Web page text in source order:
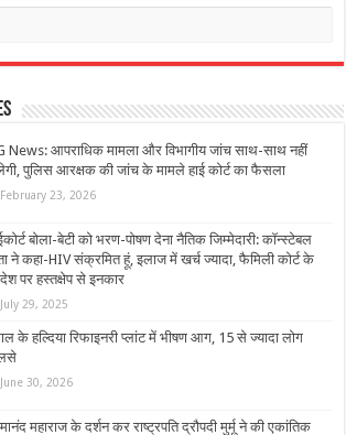
News: आपराधिक मामला और विभागीय जांच साथ-साथ नहीं
पुलिस आरक्षक की जांच के मामले हाई कोर्ट का फैसला
February 23, 2026
बोला-बेटी को भरण-पोषण देना नैतिक जिम्मेदारी: कॉन्स्टेबल
ने कहा-HIV संक्रमित हूं, इलाज में खर्च ज्यादा, फैमिली कोर्ट के
पर हस्तक्षेप से इनकार
July 29, 2025
के हल्दिया रिफाइनरी प्लांट में भीषण आग, 15 से ज्यादा लोग
June 30, 2026
महाराज के दर्शन कर राष्ट्रपति द्रौपदी मुर्मू ने की एकांतिक